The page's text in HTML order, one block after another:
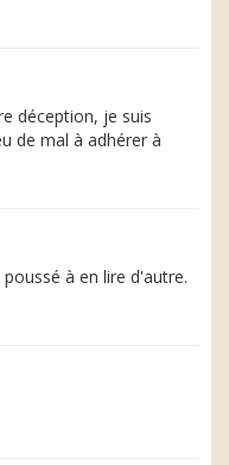
déception, je suis
de mal à adhérer à
à en lire d'autre.